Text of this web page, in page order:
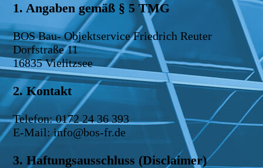
1. Angaben gemäß § 5 TMG
BOS Bau- Objektservice Friedrich Reuter
Dorfstraße 11
16835 Vielitzsee
2. Kontakt
Telefon: 0172 24 36 393
E-Mail: info@bos-fr.de
3. Haftungsausschluss (Disclaimer)